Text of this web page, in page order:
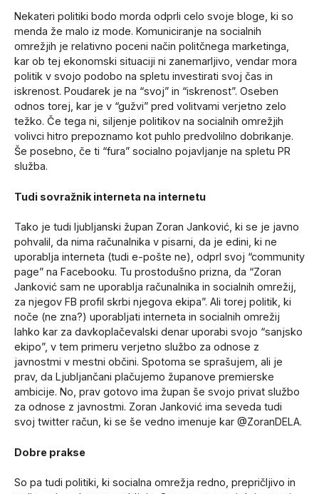
Nekateri politiki bodo morda odprli celo svoje bloge, ki so
menda že malo iz mode. Komuniciranje na socialnih
omrežjih je relativno poceni način politčnega marketinga,
kar ob tej ekonomski situaciji ni zanemarljivo, vendar mora
politik v svojo podobo na spletu investirati svoj čas in
iskrenost. Poudarek je na “svoj” in “iskrenost”. Oseben
odnos torej, kar je v “gužvi” pred volitvami verjetno zelo
težko. Če tega ni, siljenje politikov na socialnih omrežjih
volivci hitro prepoznamo kot puhlo predvolilno dobrikanje.
Še posebno, če ti “fura” socialno pojavljanje na spletu PR
služba.
Tudi sovražnik interneta na internetu
Tako je tudi ljubljanski župan Zoran Janković, ki se je javno
pohvalil, da nima računalnika v pisarni, da je edini, ki ne
uporablja interneta (tudi e-pošte ne), odprl svoj “community
page” na Facebooku. Tu prostodušno prizna, da “Zoran
Janković sam ne uporablja računalnika in socialnih omrežij,
za njegov FB profil skrbi njegova ekipa”. Ali torej politik, ki
noče (ne zna?) uporabljati interneta in socialnih omrežij
lahko kar za davkoplačevalski denar uporabi svojo “sanjsko
ekipo”, v tem primeru verjetno službo za odnose z
javnostmi v mestni občini. Spotoma se sprašujem, ali je
prav, da Ljubljančani plačujemo županove premierske
ambicije. No, prav gotovo ima župan še svojo privat službo
za odnose z javnostmi. Zoran Janković ima seveda tudi
svoj twitter račun, ki se še vedno imenuje kar @ZoranDELA.
Dobre prakse
So pa tudi politiki, ki socialna omrežja redno, prepričljivo in